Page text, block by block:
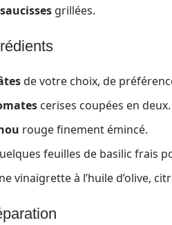
saucisses grillées.
de votre choix, de
cerises coupées en deux.
rouge finement émincé.
feuilles de basilic frais
vinaigrette à l’huile d’olive,